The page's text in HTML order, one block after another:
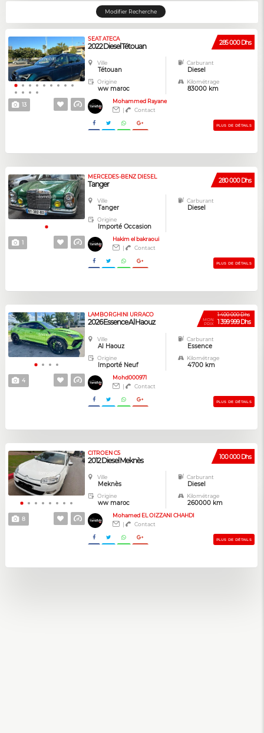
Modifier Recherche
13
285 000 Dhs
SEAT ATECA
2022 Diesel Tétouan
Ville
Tétouan
Carburant
Diesel
Origine
ww maroc
Kilométrage
83000 km
Mohammed Rayane
|
Contact
PLUS DE DÉTAILS
1
280 000 Dhs
MERCEDES-BENZ DIESEL
Tanger
Ville
Tanger
Carburant
Diesel
Origine
Importé Occasion
Hakim el bakraoui
|
Contact
PLUS DE DÉTAILS
4
1 400 000 Dhs
MON
PRIX 1 399 999 Dhs
LAMBORGHINI URRACO
2026 Essence Al Haouz
Ville
Al Haouz
Carburant
Essence
Origine
Importé Neuf
Kilométrage
4700 km
Mohd000971
|
Contact
PLUS DE DÉTAILS
8
100 000 Dhs
CITROEN C5
2012 Diesel Meknès
Ville
Meknès
Carburant
Diesel
Origine
ww maroc
Kilométrage
260000 km
Mohamed EL OIZZANI CHAHDI
|
Contact
PLUS DE DÉTAILS